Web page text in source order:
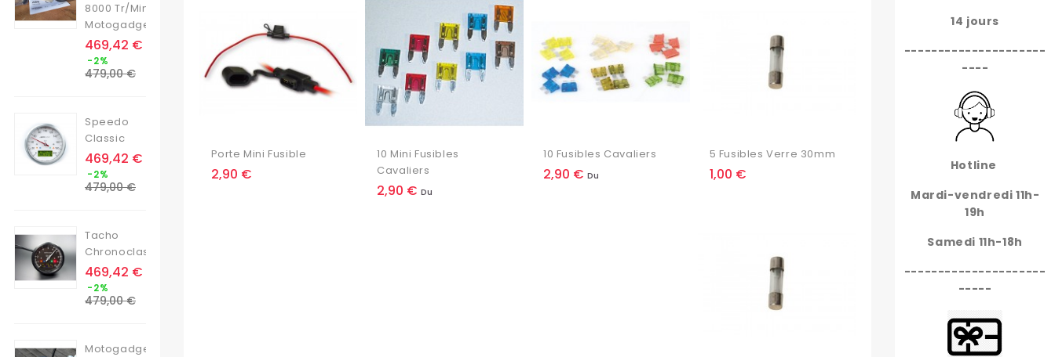
8000 Tr/min
Motogadget
Prix
469,42 €
-2%
de
479,00 €
Speedo
Classic
Prix
469,42 €
-2%
de
479,00 €
Tacho
Chronoclassic
Prix
469,42 €
-2%
de
479,00 €
Motogadget
Porte Mini Fusible
Prix
2,90 €
10 Mini Fusibles
Cavaliers
Prix
2,90 € Du
10 Fusibles Cavaliers
Prix
2,90 € Du
5 Fusibles Verre 30mm
Prix
1,00 €
14 jours
---------------------
----
Hotline
Mardi-vendredi 11h-
19h
Samedi 11h-18h
---------------------
-----